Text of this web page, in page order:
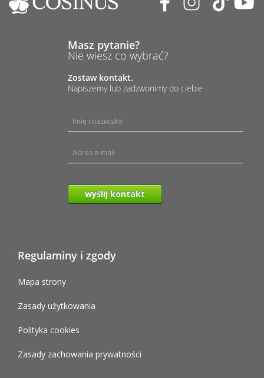
Masz pytanie?
Nie wiesz co wybrać?
Zostaw kontakt.
Napiszemy lub zadzwonimy do ciebie
wyślij kontakt
Regulaminy i zgody
Mapa strony
Zasady użytkowania
Polityka cookies
Zasady zachowania prywatności